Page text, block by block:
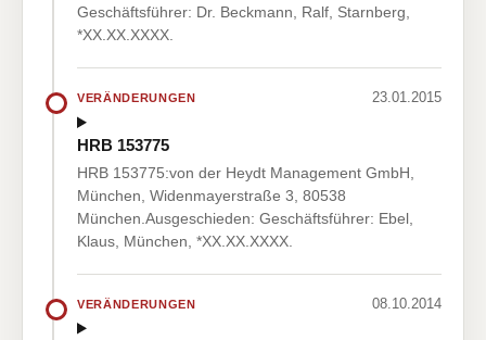
Geschäftsführer: Dr. Beckmann, Ralf, Starnberg,
*XX.XX.XXXX.
VERÄNDERUNGEN 23.01.2015
HRB 153775
HRB 153775:von der Heydt Management GmbH,
München, Widenmayerstraße 3, 80538
München.Ausgeschieden: Geschäftsführer: Ebel,
Klaus, München, *XX.XX.XXXX.
VERÄNDERUNGEN 08.10.2014